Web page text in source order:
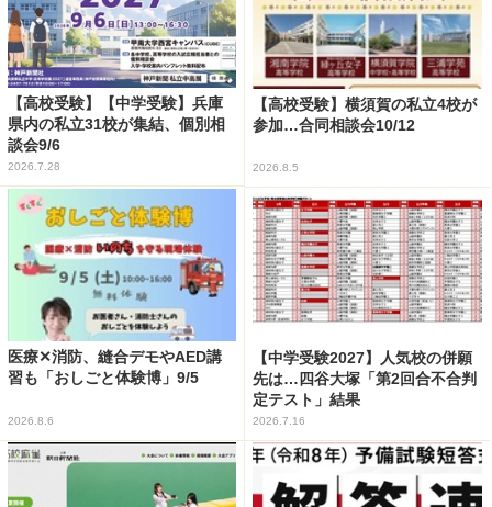
【高校受験】【中学受験】兵庫
県内の私立31校が集結、個別相
談会9/6
2026.7.28
【高校受験】横須賀の私立4校が
参加…合同相談会10/12
2026.8.5
医療✕消防、縫合デモやAED講
習も「おしごと体験博」9/5
2026.8.6
【中学受験2027】人気校の併願
先は…四谷大塚「第2回合不合判
定テスト」結果
2026.7.16